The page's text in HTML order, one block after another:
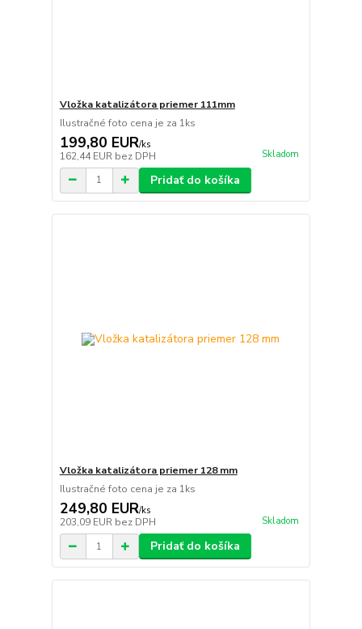
Vložka katalizátora priemer 111mm
Ilustračné foto cena je za 1ks
199,80 EUR/ks
162,44 EUR bez DPH Skladom
Pridať do košíka
Vložka katalizátora priemer 128 mm
Ilustračné foto cena je za 1ks
249,80 EUR/ks
203,09 EUR bez DPH Skladom
Pridať do košíka